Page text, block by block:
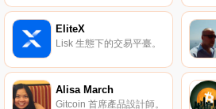
EliteX
Lisk 生態下的交易平臺。
Alisa March
Gitcoin 首席產品設計師。